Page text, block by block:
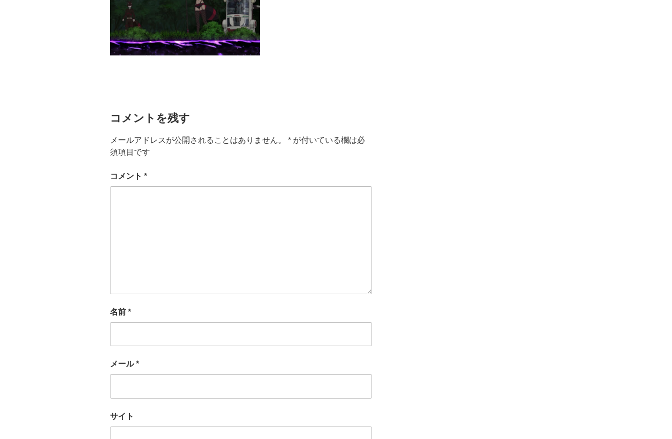
コメントを残す
メールアドレスが公開されることはありません。 * が付いている欄は必
須項目です
コメント *
名前 *
メール*
サイト